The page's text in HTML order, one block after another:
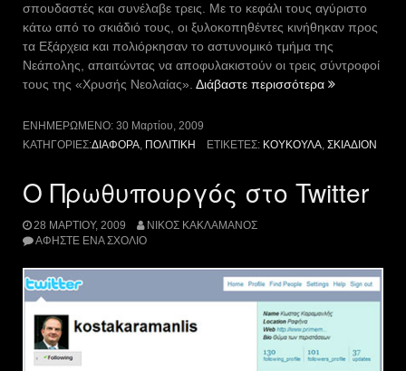
σπουδαστές και συνέλαβε τρεις. Με το κεφάλι τους αγύριστο
κάτω από το σκιάδιό τους, οι ξυλοκοπηθέντες κινήθηκαν προς
τα Εξάρχεια και πολιόρκησαν το αστυνομικό τμήμα της
Νεάπολης, απαιτώντας να αποφυλακιστούν οι τρεις σύντροφοί
τους της «Χρυσής Νεολαίας». Διάβαστε περισσότερα “Το
η
ΕΝΗΜΕΡΩΜΈΝΟ: 30 Μαρτίου, 2009
ΚΑΤΗΓΟΡΊΕΣ:ΔΙΆΦΟΡΑ, ΠΟΛΙΤΙΚΉ ΕΤΙΚΈΤΕΣ: ΚΟΥΚΟΎΛΑ, ΣΚΙΆΔΙΟΝ
Ο Πρωθυπουργός στο Twitter
28 ΜΑΡΤΊΟΥ, 2009
ΝΊΚΟΣ ΚΑΚΛΑΜΆΝΟΣ
ΑΦΉΣΤΕ ΈΝΑ ΣΧΌΛΙΟ